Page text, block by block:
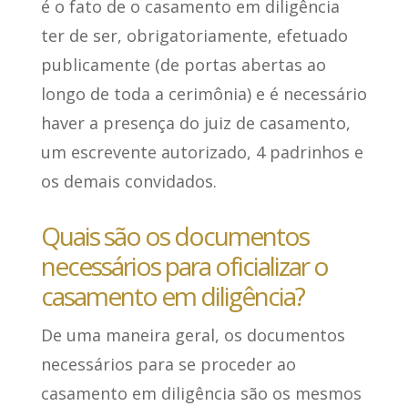
é o fato de o casamento em diligência
ter de ser, obrigatoriamente, efetuado
publicamente (de portas abertas ao
longo de toda a cerimônia) e é necessário
haver a presença do juiz de casamento,
um escrevente autorizado, 4 padrinhos e
os demais convidados.
Quais são os documentos
necessários para oficializar o
casamento em diligência?
De uma maneira geral, os documentos
necessários para se proceder ao
casamento em diligência são os mesmos